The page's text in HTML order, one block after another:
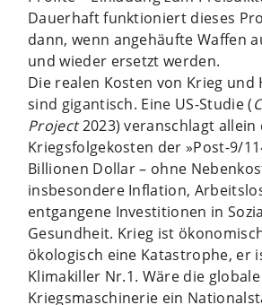
Dauerhaft funktioniert dieses
dann, wenn angehäufte Waffen
und wieder ersetzt werden.
Die realen Kosten von Krieg
sind gigantisch. Eine US-Studie (
Project2023) veranschlagt allein
Kriegsfolgekosten der »Post-9/
Billionen Dollar – ohne
insbesondere Inflation,
entgangene Investitionen in
Gesundheit. Krieg ist
ökologisch eine Katastrophe, er
Klimakiller Nr.1. Wäre die globale
Kriegsmaschinerie ein